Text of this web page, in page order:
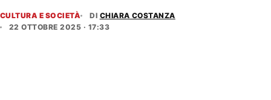
CULTURA E SOCIETÀ DI CHIARA COSTANZA
22 OTTOBRE 2025 · 17:33